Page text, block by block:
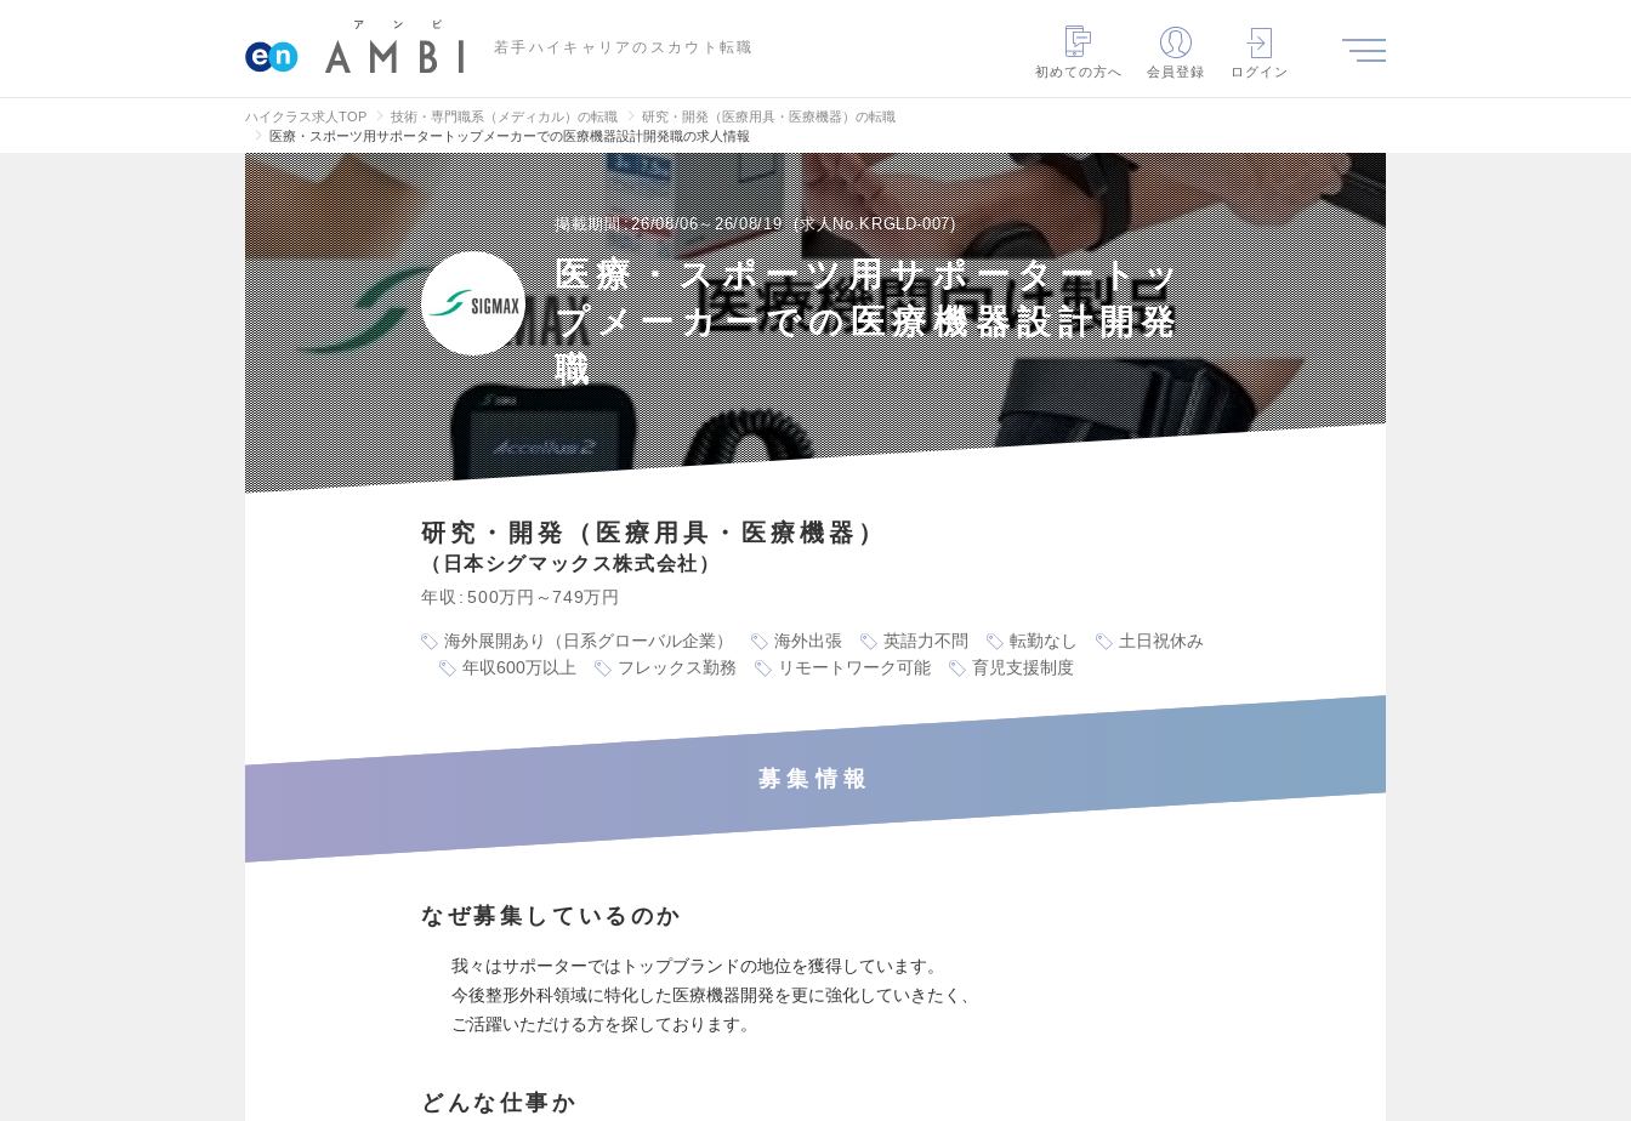
若手ハイキャリアのスカウト転職
初めての方へ
会員登録 ログイン
ハイクラス求人TOP 技術・専門職系（メディカル）の転職
研究・開発（医療用具・医療機器）の転職
医療・スポーツ用サポータートップメーカーでの医療機器設計開発職の求人情報
掲載期間 26/08/06～26/08/19 求人No.KRGLD-007
医療・スポーツ用サポータートッ
プメーカーでの医療機器設計開発
職
研究・開発（医療用具・医療機器）
日本シグマックス株式会社
年収 500万円～749万円
海外展開あり（日系グローバル企業） 海外出張 英語力不問 転勤なし
土日祝休み
年収600万以上
フレックス勤務 リモートワーク可能 育児支援制度
募集情報
なぜ募集しているのか
我々はサポーターではトップブランドの地位を獲得しています。
今後整形外科領域に特化した医療機器開発を更に強化していきたく、
ご活躍いただける方を探しております。
どんな仕事か